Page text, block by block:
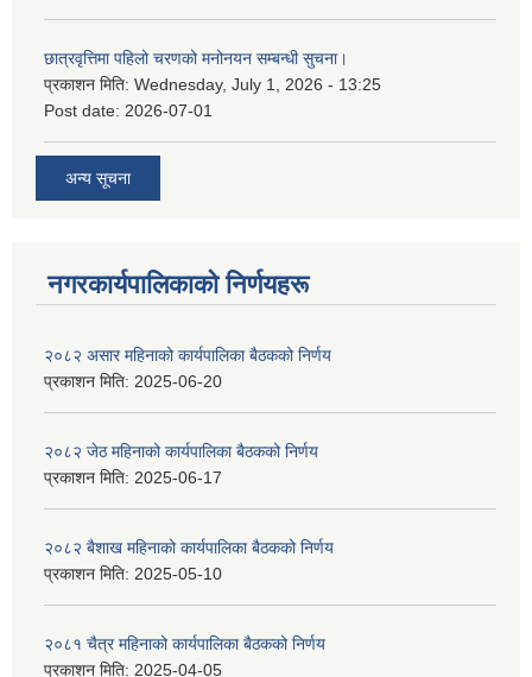
छात्रवृत्तिमा पहिलो चरणको मनोनयन सम्बन्धी सुचना।
प्रकाशन मिति: Wednesday, July 1, 2026 - 13:25
Post date: 2026-07-01
अन्य सूचना
नगरकार्यपालिकाकाे निर्णयहरू
२०८२ असार महिनाको कार्यपालिका बैठकको निर्णय
प्रकाशन मिति: 2025-06-20
२०८२ जेठ महिनाको कार्यपालिका बैठकको निर्णय
प्रकाशन मिति: 2025-06-17
२०८२ बैशाख महिनाको कार्यपालिका बैठकको निर्णय
प्रकाशन मिति: 2025-05-10
२०८१ चैत्र महिनाको कार्यपालिका बैठकको निर्णय
प्रकाशन मिति: 2025-04-05